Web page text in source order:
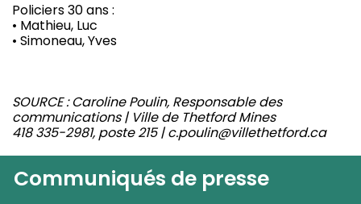
Policiers 30 ans :
• Mathieu, Luc
• Simoneau, Yves
SOURCE : Caroline Poulin, Responsable des
communications | Ville de Thetford Mines
418 335-2981, poste 215 | c.poulin@villethetford.ca
Communiqués de presse